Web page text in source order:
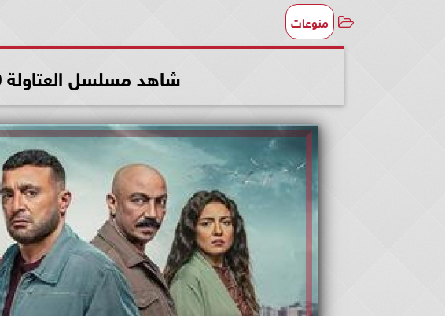
منوعات
شاهد مسلسل العتاولة 20 بجودة عالية